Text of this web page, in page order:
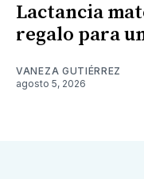
Lactancia
regalo para
VANEZA GUTIÉRREZ
agosto 5, 2026